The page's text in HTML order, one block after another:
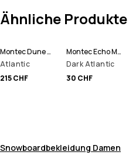
Ähnliche Produkte
Montec Dune W Skijacke Damen
Atlantic
215 CHF
Montec Echo Mütze
Dark Atlantic
30 CHF
Snowboardbekleidung Damen